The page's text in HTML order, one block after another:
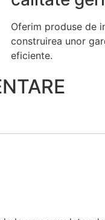
Oferim produse de
construirea unor
eficiente.